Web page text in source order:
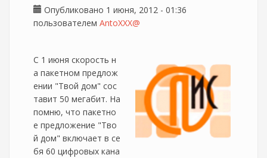
Опубликовано 1 июня, 2012 - 01:36
пользователем AntoXXX@
С 1 июня скорость н
а пакетном предлож
ении "Твой дом" сос
тавит 50 мегабит. На
помню, что пакетно
е предложение "Тво
й дом" включает в се
бя 60 цифровых кана